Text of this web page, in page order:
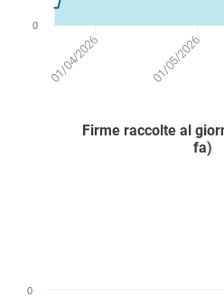
01/04/2026 01/05/2026
0
Firme raccolte al
fa)
0